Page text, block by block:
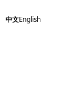
中文English